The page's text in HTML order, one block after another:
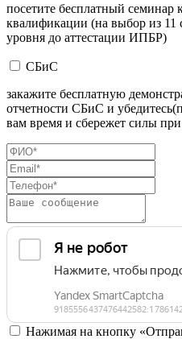
посетите бесплатный семинар
квалификации (на выбор из
уровня до аттестации ИПБР)
СБиС
закажите бесплатную
отчетности СБиС и
вам время и сбережет силы
Нажимая на кнопку